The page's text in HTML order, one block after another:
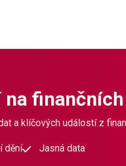
na
a klíčových událostí z
dění Jasná data